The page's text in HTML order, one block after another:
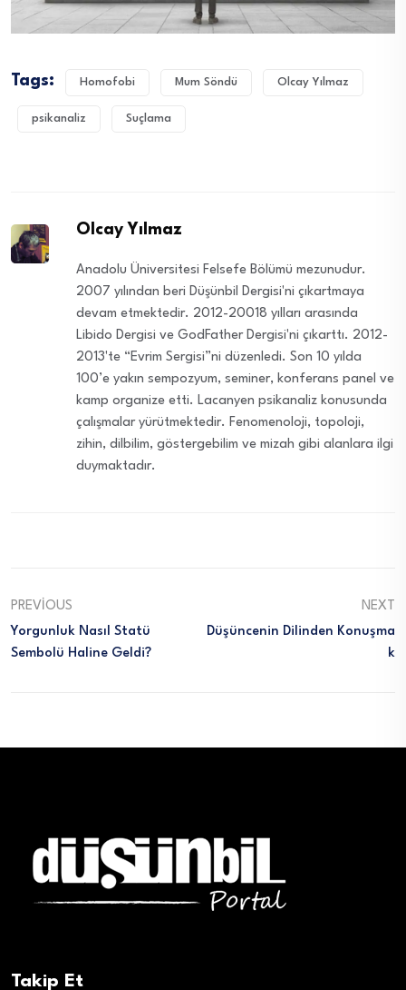
Tags: Homofobi Mum Söndü Olcay Yılmaz
psikanaliz Suçlama
Olcay Yılmaz
Anadolu Üniversitesi Felsefe Bölümü mezunudur.
2007 yılından beri Düşünbil Dergisi'ni çıkartmaya
devam etmektedir. 2012-20018 yılları arasında
Libido Dergisi ve GodFather Dergisi'ni çıkarttı. 2012-
2013'te “Evrim Sergisi”ni düzenledi. Son 10 yılda
100’e yakın sempozyum, seminer, konferans panel ve
kamp organize etti. Lacanyen psikanaliz konusunda
çalışmalar yürütmektedir. Fenomenoloji, topoloji,
zihin, dilbilim, göstergebilim ve mizah gibi alanlara ilgi
duymaktadır.
PREVIOUS
Yorgunluk Nasıl Statü
Sembolü Haline Geldi?
NEXT
Düşüncenin Dilinden Konuşma
K
Takip Et